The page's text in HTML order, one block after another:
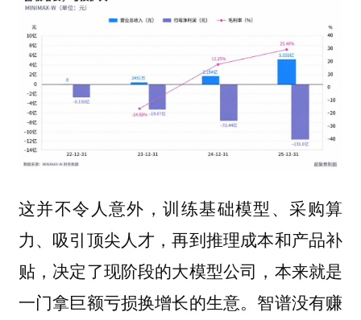
这并不令人意外，训练基础模型、采购算
力、吸引顶尖人才，再到推理成本和产品补
贴，决定了现阶段的大模型公司，本来就是
一门拿巨额亏损换增长的生意。智谱没有赚